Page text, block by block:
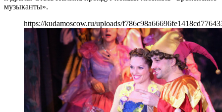
музыканты».
https://kudamoscow.ru/uploads/